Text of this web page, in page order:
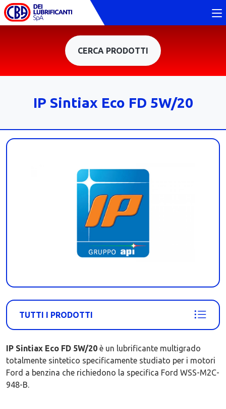
CERCA PRODOTTI
IP Sintiax Eco FD 5W/20
TUTTI I PRODOTTI
IP Sintiax Eco FD 5W/20 è un lubrificante multigrado
totalmente sintetico specificamente studiato per i motori
Ford a benzina che richiedono la specifica Ford WSS-M2C-
948-B.